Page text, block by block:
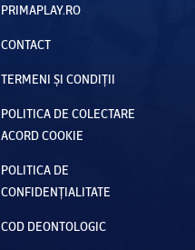
PRIMAPLAY.RO
CONTACT
TERMENI ȘI CONDIȚII
POLITICA DE COLECTARE
ACORD COOKIE
POLITICA DE
CONFIDENȚIALITATE
COD DEONTOLOGIC